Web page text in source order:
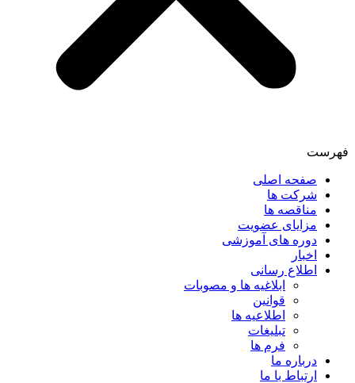
فهرست
صفحه اصلی
شرکت ها
مناقصه ها
مزایای عضویت
دوره های آموزشی
اخبار
اطلاع رسانی
ابلاغیه ها و مصوبات
قوانین
اطلاعیه ها
تبلیغات
فرم ها
درباره ما
ارتباط با ما